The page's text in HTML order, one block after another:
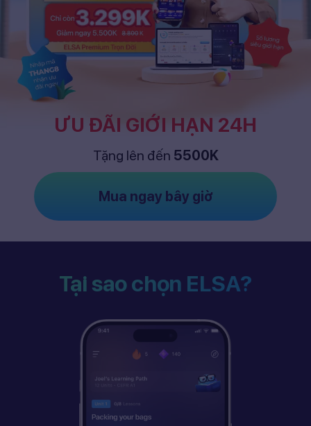
ƯU ĐÃI GIỚI HẠN 24H
Tặng lên đến 5500K
Mua ngay bây giờ
Tại sao chọn ELSA?